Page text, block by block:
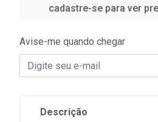
cadastre-se para ver
Avise-me quando chegar
Descrição